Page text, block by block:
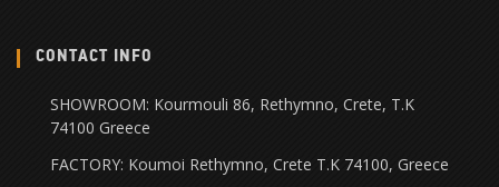
CONTACT INFO
SHOWROOM: Kourmouli 86, Rethymno, Crete, Τ.Κ
74100 Greece
FACTORY: Koumoi Rethymno, Crete Τ.Κ 74100, Greece